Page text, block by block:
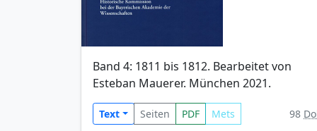
Band 4: 1811 bis 1812. Bearbeitet von
Esteban Mauerer. München 2021.
Text Seiten PDF Mets 98